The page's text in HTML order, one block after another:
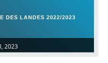
2023
DES LANDES 2022/2023